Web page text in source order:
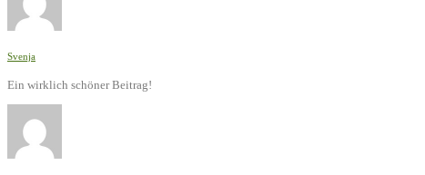
Svenja
Ein wirklich schöner Beitrag!